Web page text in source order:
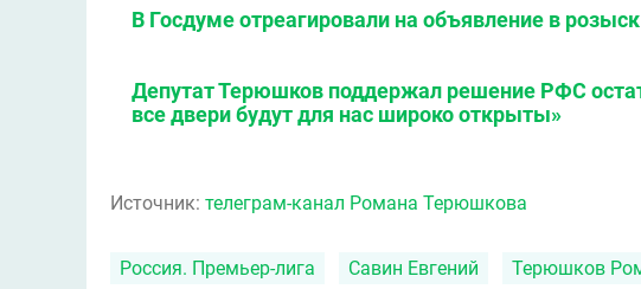
В Госдуме отреагировали на объявление в
Депутат Терюшков поддержал решение РФС
все двери будут для нас широко открыты»
Источник: телеграм-канал Романа Терюшкова
Россия. Премьер-лига Савин Евгений Терюшков